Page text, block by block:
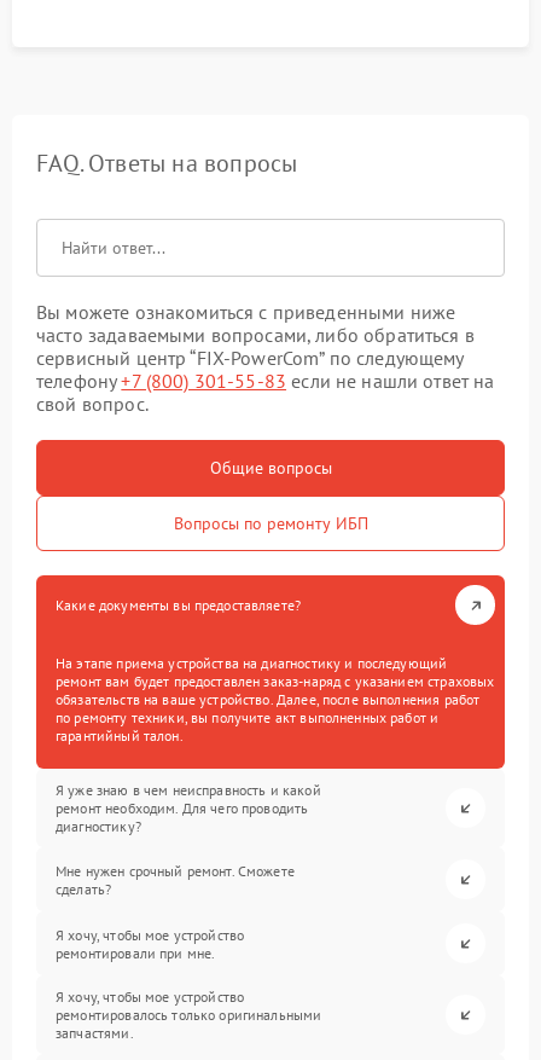
FAQ. Ответы на вопросы
Вы можете ознакомиться с приведенными ниже
часто задаваемыми вопросами, либо обратиться в
сервисный центр “FIX-PowerCom” по следующему
телефону+7 (800) 301-55-83 если не нашли ответ на
свой вопрос.
Общие вопросы
Вопросы по ремонту ИБП
Какие документы вы предоставляете?
На этапе приема устройства на диагностику и последующий
ремонт вам будет предоставлен заказ-наряд с указанием страховых
обязательств на ваше устройство. Далее, после выполнения работ
по ремонту техники, вы получите акт выполненных работ и
гарантийный талон.
Я уже знаю в чем неисправность и какой
ремонт необходим. Для чего проводить
диагностику?
Мне нужен срочный ремонт. Сможете
сделать?
Я хочу, чтобы мое устройство
ремонтировали при мне.
Я хочу, чтобы мое устройство
ремонтировалось только оригинальными
запчастями.